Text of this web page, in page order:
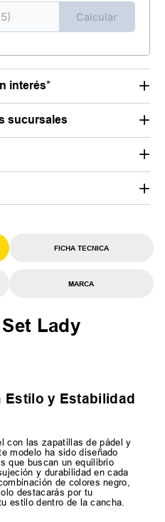
Calcular
interés*
sucursales
FICHA TECNICA
MARCA
Lady
Estilo y Estabilidad
con las zapatillas de pádel y
modelo ha sido diseñado
que buscan un equilibrio
y durabilidad en cada
de colores negro,
destacarás por tu
estilo dentro de la cancha.